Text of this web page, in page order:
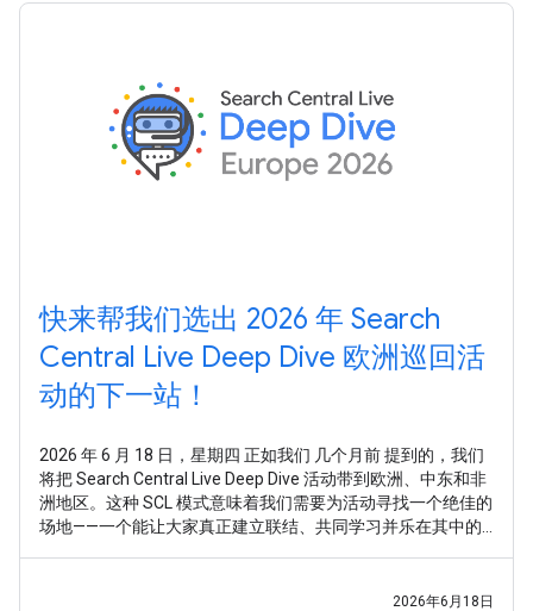
快来帮我们选出 2026 年 Search
Central Live Deep Dive 欧洲巡回活
动的下一站！
2026 年 6 月 18 日，星期四 正如我们 几个月前 提到的，我们
将把 Search Central Live Deep Dive 活动带到欧洲、中东和非
洲地区。这种 SCL 模式意味着我们需要为活动寻找一个绝佳的
场地——一个能让大家真正建立联结、共同学习并乐在其中的
2026年6月18日